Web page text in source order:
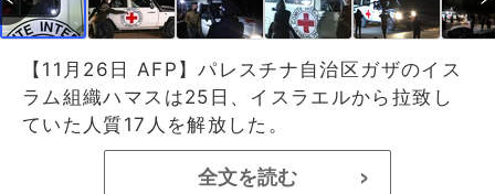
【11月26日 AFP】パレスチナ自治区ガザのイス
ラム組織ハマスは25日、イスラエルから拉致し
ていた人質17人を解放した。
全文を読む >